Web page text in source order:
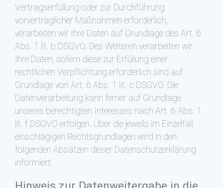
Vertragserfüllung oder zur Durchführung
vorvertraglicher Maßnahmen erforderlich,
verarbeiten wir Ihre Daten auf Grundlage des Art. 6
Abs. 1 lit. b DSGVO. Des Weiteren verarbeiten wir
Ihre Daten, sofern diese zur Erfüllung einer
rechtlichen Verpflichtung erforderlich sind auf
Grundlage von Art. 6 Abs. 1 lit. c DSGVO. Die
Datenverarbeitung kann ferner auf Grundlage
unseres berechtigten Interesses nach Art. 6 Abs. 1
lit. f DSGVO erfolgen. Über die jeweils im Einzelfall
einschlägigen Rechtsgrundlagen wird in den
folgenden Absätzen dieser Datenschutzerklärung
informiert.